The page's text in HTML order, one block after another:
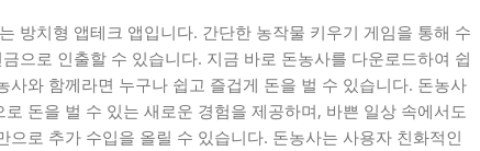
방치형 앱테크 앱입니다. 간단한 농작물 키우기 게임을 통해 수
으로 인출할 수 있습니다. 지금 바로 돈농사를 다운로드하여 쉽
사와 함께라면 누구나 쉽고 즐겁게 돈을 벌 수 있습니다. 돈농사
돈을 벌 수 있는 새로운 경험을 제공하며, 바쁜 일상 속에서도
으로 추가 수입을 올릴 수 있습니다. 돈농사는 사용자 친화적인